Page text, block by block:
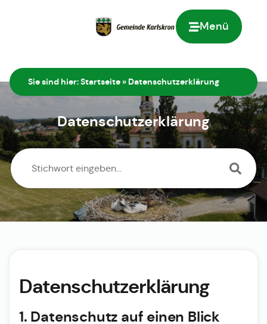
Menü
Sie sind hier:Startseite » Datenschutzerklärung
Datenschutzerklärung
Datenschutz­erklärung
1. Datenschutz auf einen Blick